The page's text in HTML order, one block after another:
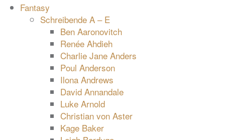
Fantasy
Schreibende A – E
Ben Aaronovitch
Renée Ahdieh
Charlie Jane Anders
Poul Anderson
Ilona Andrews
David Annandale
Luke Arnold
Christian von Aster
Kage Baker